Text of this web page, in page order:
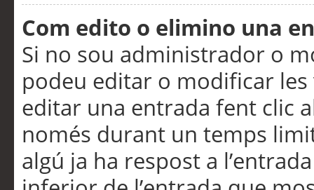
Com edito o elimino una
Si no sou administrador o
podeu editar o modificar
editar una entrada fent clic
només durant un temps
algú ja ha respost a